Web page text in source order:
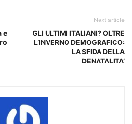
e
Next article
GLI ULTIMI ITALIANI? OLTRE
L’INVERNO DEMOGRAFICO:
LA SFIDA DELLA
DENATALITA’